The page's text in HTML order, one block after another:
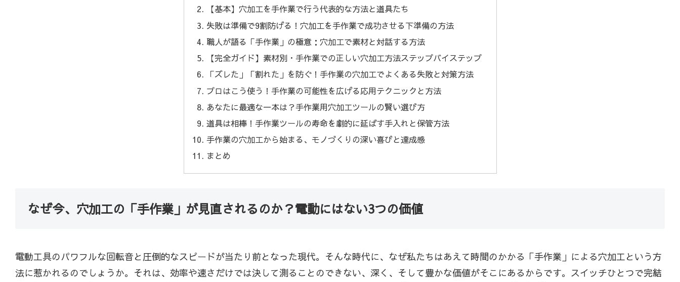
【基本】穴加工を手作業で行う代表的な方法と道具たち
失敗は準備で9割防げる！穴加工を手作業で成功させる下準備の方法
職人が語る「手作業」の極意：穴加工で素材と対話する方法
【完全ガイド】素材別・手作業での正しい穴加工方法ステップバイステップ
「ズレた」「割れた」を防ぐ！手作業の穴加工でよくある失敗と対策方法
プロはこう使う！手作業の可能性を広げる応用テクニックと方法
あなたに最適な一本は？手作業用穴加工ツールの賢い選び方
道具は相棒！手作業ツールの寿命を劇的に延ばす手入れと保管方法
手作業の穴加工から始まる、モノづくりの深い喜びと達成感
まとめ
なぜ今、穴加工の「手作業」が見直されるのか？電動にはない3つの価値
電動工具のパワフルな回転音と圧倒的なスピードが当たり前となった現代。そんな時代に、なぜ私たちはあえて時間のかかる「手作業」による穴加工という方
法に惹かれるのでしょうか。それは、効率や速さだけでは決して測ることのできない、深く、そして豊かな価値がそこにあるからです。スイッチひとつで完結